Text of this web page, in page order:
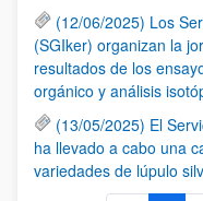
(12/06/2025) Los
(SGIker) organizan la
resultados de los
orgánico y análisis
(13/05/2025) El
ha llevado a cabo una
variedades de lúpulo